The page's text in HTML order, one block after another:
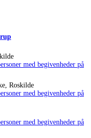
Roskilde